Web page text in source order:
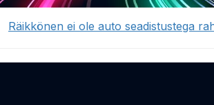
Räikkönen ei ole auto seadistustega